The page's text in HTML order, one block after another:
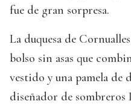
fue de gran sorpresa.
La duquesa de
bolso sin asas que
vestido y una pamela de
diseñador de sombreros